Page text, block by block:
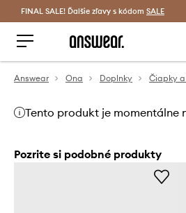
Šetrite s Answear
FINAL SALE! Ďalšie zľavy s kódom SALE
Answear Ona Doplnky Čiapky
Tento produkt je momentálne
Pozrite si podobné produkty